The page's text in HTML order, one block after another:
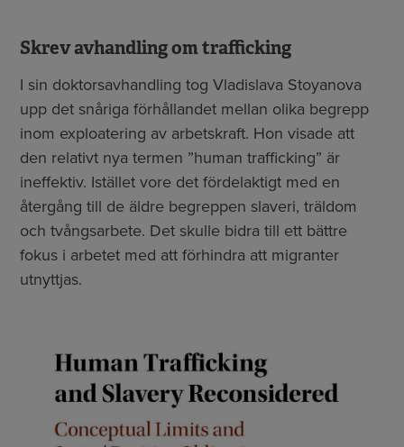
Skrev avhandling om trafficking
I sin doktorsavhandling tog Vladislava Stoyanova
upp det snåriga förhållandet mellan olika begrepp
inom exploatering av arbetskraft. Hon visade att
den relativt nya termen ”human trafficking” är
ineffektiv. Istället vore det fördelaktigt med en
återgång till de äldre begreppen slaveri, träldom
och tvångsarbete. Det skulle bidra till ett bättre
fokus i arbetet med att förhindra att migranter
utnyttjas.